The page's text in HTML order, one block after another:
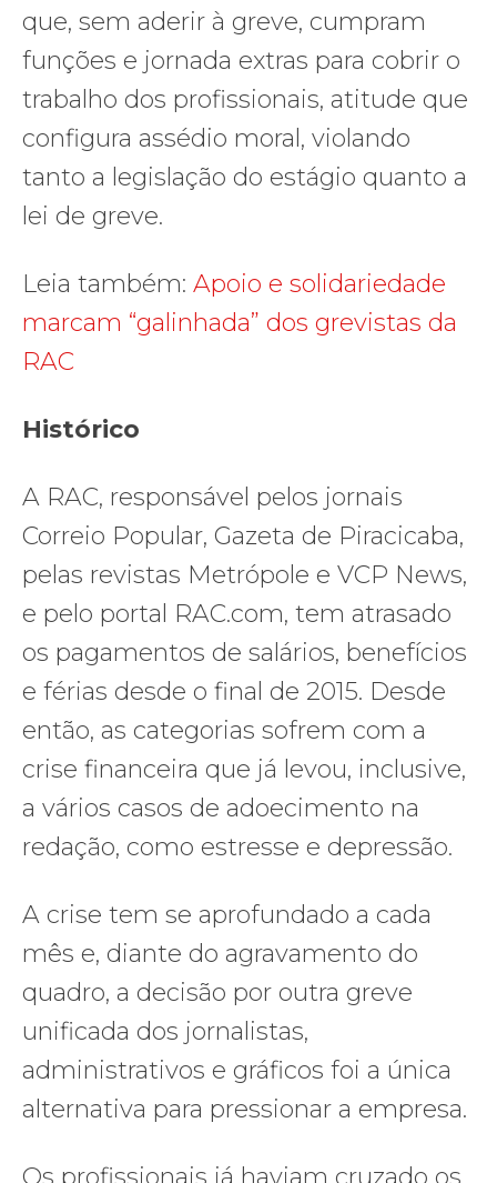
que, sem aderir à greve, cumpram
funções e jornada extras para cobrir o
trabalho dos profissionais, atitude que
configura assédio moral, violando
tanto a legislação do estágio quanto a
lei de greve.
Leia também: Apoio e solidariedade
marcam “galinhada” dos grevistas da
RAC
Histórico
A RAC, responsável pelos jornais
Correio Popular, Gazeta de Piracicaba,
pelas revistas Metrópole e VCP News,
e pelo portal RAC.com, tem atrasado
os pagamentos de salários, benefícios
e férias desde o final de 2015. Desde
então, as categorias sofrem com a
crise financeira que já levou, inclusive,
a vários casos de adoecimento na
redação, como estresse e depressão.
A crise tem se aprofundado a cada
mês e, diante do agravamento do
quadro, a decisão por outra greve
unificada dos jornalistas,
administrativos e gráficos foi a única
alternativa para pressionar a empresa.